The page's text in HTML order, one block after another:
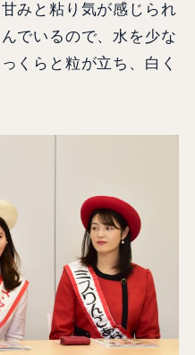
みと粘り気が感じられ
でいるので、水を少な
くらと粒が立ち、白く